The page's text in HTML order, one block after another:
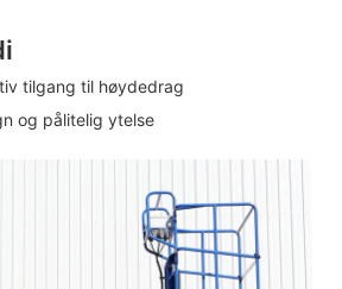
tilgang til høydedrag
og pålitelig ytelse